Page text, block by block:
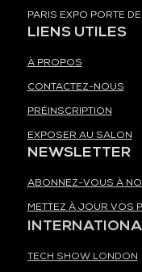
PARIS EXPO PORTE
LIENS UTILES
À PROPOS
CONTACTEZ-NOUS
PRÉINSCRIPTION
EXPOSER AU SALON
NEWSLETTER
ABONNEZ-VOUS À
METTEZ À JOUR VOS
TECH SHOW LONDON